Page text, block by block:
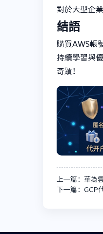
對於大型企
結語
購買AWS帳
持續學習與
奇蹟！
上一篇：華為
下一篇：GCP